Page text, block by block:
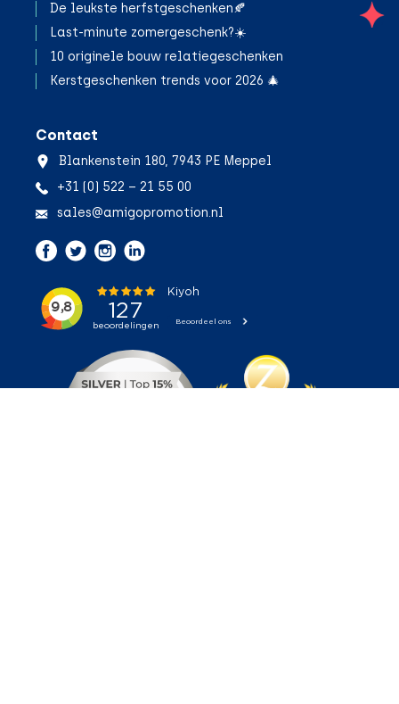
De leukste herfstgeschenken🍂
Last-minute zomergeschenk?☀️
10 originele bouw relatiegeschenken
Kerstgeschenken trends voor 2026 🎄
Contact
Blankenstein 180, 7943 PE Meppel
+31 (0) 522 – 21 55 00
sales@amigopromotion.nl
;